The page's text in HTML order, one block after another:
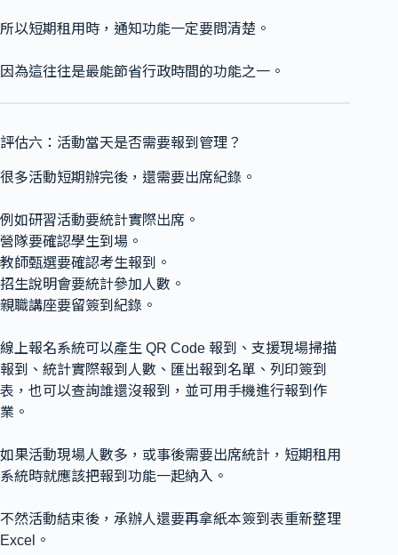
所以短期租用時，通知功能一定要問清楚。
因為這往往是最能節省行政時間的功能之一。
評估六：活動當天是否需要報到管理？
很多活動短期辦完後，還需要出席紀錄。
例如研習活動要統計實際出席。
營隊要確認學生到場。
教師甄選要確認考生報到。
招生說明會要統計參加人數。
親職講座要留簽到紀錄。
線上報名系統可以產生 QR Code 報到、支援現場掃描
報到、統計實際報到人數、匯出報到名單、列印簽到
表，也可以查詢誰還沒報到，並可用手機進行報到作
業。
如果活動現場人數多，或事後需要出席統計，短期租用
系統時就應該把報到功能一起納入。
不然活動結束後，承辦人還要再拿紙本簽到表重新整理
Excel。